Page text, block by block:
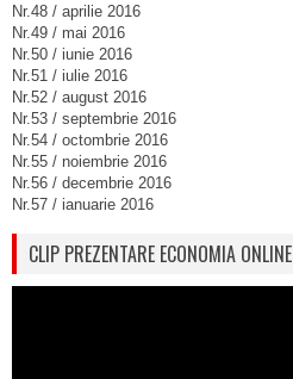
Nr.48 / aprilie 2016
Nr.49 / mai 2016
Nr.50 / iunie 2016
Nr.51 / iulie 2016
Nr.52 / august 2016
Nr.53 / septembrie 2016
Nr.54 / octombrie 2016
Nr.55 / noiembrie 2016
Nr.56 / decembrie 2016
Nr.57 / ianuarie 2016
CLIP PREZENTARE ECONOMIA ONLINE